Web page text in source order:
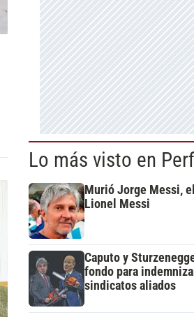
Lo más visto en
Murió Jorge Messi,
Lionel Messi
Caputo y
fondo para
sindicatos aliados